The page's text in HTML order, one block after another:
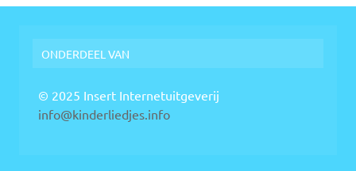
ONDERDEEL VAN
© 2025 Insert Internetuitgeverij
info@kinderliedjes.info